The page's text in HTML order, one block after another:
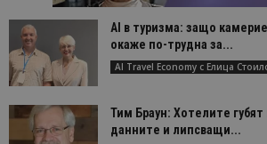
AI в туризма: защо
окаже по-трудна за...
AI Travel Economy с Елица
Тим Браун: Хотелите
данните и липсващи...